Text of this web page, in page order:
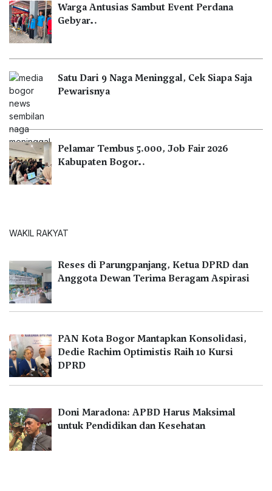
Warga Antusias Sambut Event Perdana
Gebyar…
Satu Dari 9 Naga Meninggal, Cek Siapa Saja
Pewarisnya
Pelamar Tembus 5.000, Job Fair 2026
Kabupaten Bogor…
WAKIL RAKYAT
Reses di Parungpanjang, Ketua DPRD dan
Anggota Dewan Terima Beragam Aspirasi
PAN Kota Bogor Mantapkan Konsolidasi,
Dedie Rachim Optimistis Raih 10 Kursi
DPRD
Doni Maradona: APBD Harus Maksimal
untuk Pendidikan dan Kesehatan